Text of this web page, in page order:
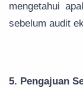
mengetahui
sebelum audit
5. Pengajuan